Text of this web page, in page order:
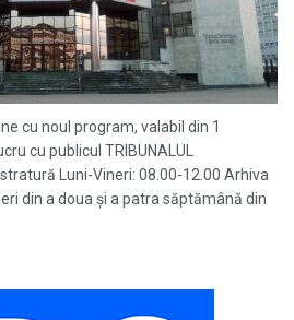
cu noul program, valabil din 1
cu publicul TRIBUNALUL
Luni-Vineri: 08.00-12.00 Arhiva
din a doua şi a patra săptămână din